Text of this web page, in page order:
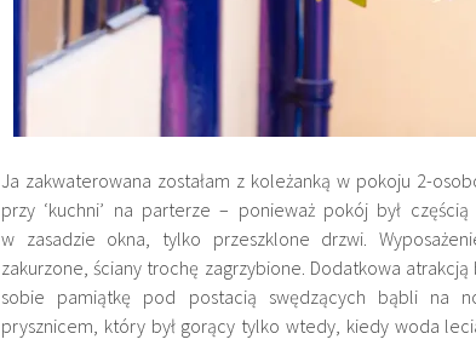
Ja zakwaterowana zostałam z koleżanką w pokoju 2-
przy ‘kuchni’ na parterze – ponieważ pokój był
w zasadzie okna, tylko przeszklone drzwi.
zakurzone, ściany trochę zagrzybione. Dodatkowa
sobie pamiątkę pod postacią swędzących bąbli na
prysznicem, który był gorący tylko wtedy, kiedy woda